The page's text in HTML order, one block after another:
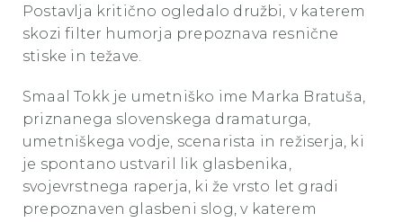
Postavlja kritično ogledalo družbi, v katerem
skozi filter humorja prepoznava resnične
stiske in težave.
Smaal Tokk je umetniško ime Marka Bratuša,
priznanega slovenskega dramaturga,
umetniškega vodje, scenarista in režiserja, ki
je spontano ustvaril lik glasbenika,
svojevrstnega raperja, ki že vrsto let gradi
prepoznaven glasbeni slog, v katerem